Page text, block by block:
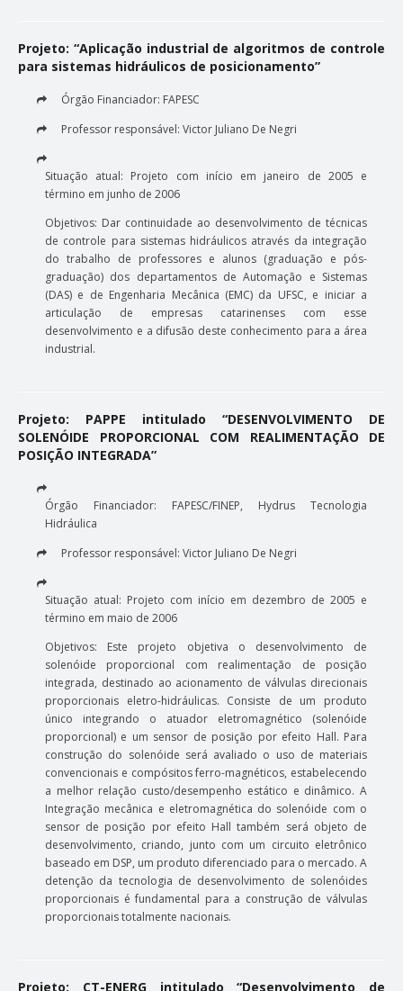
Projeto: “Aplicação industrial de algoritmos de controle
para sistemas hidráulicos de posicionamento”
Órgão Financiador: FAPESC
Professor responsável: Victor Juliano De Negri
Situação atual: Projeto com início em janeiro de 2005 e
término em junho de 2006
Objetivos: Dar continuidade ao desenvolvimento de técnicas
de controle para sistemas hidráulicos através da integração
do trabalho de professores e alunos (graduação e pós-
graduação) dos departamentos de Automação e Sistemas
(DAS) e de Engenharia Mecânica (EMC) da UFSC, e iniciar a
articulação de empresas catarinenses com esse
desenvolvimento e a difusão deste conhecimento para a área
industrial.
Projeto: PAPPE intitulado “DESENVOLVIMENTO DE
SOLENÓIDE PROPORCIONAL COM REALIMENTAÇÃO DE
POSIÇÃO INTEGRADA”
Órgão Financiador: FAPESC/FINEP, Hydrus Tecnologia
Hidráulica
Professor responsável: Victor Juliano De Negri
Situação atual: Projeto com início em dezembro de 2005 e
término em maio de 2006
Objetivos: Este projeto objetiva o desenvolvimento de
solenóide proporcional com realimentação de posição
integrada, destinado ao acionamento de válvulas direcionais
proporcionais eletro-hidráulicas. Consiste de um produto
único integrando o atuador eletromagnético (solenóide
proporcional) e um sensor de posição por efeito Hall. Para
construção do solenóide será avaliado o uso de materiais
convencionais e compósitos ferro-magnéticos, estabelecendo
a melhor relação custo/desempenho estático e dinâmico. A
Integração mecânica e eletromagnética do solenóide com o
sensor de posição por efeito Hall também será objeto de
desenvolvimento, criando, junto com um circuito eletrônico
baseado em DSP, um produto diferenciado para o mercado. A
detenção da tecnologia de desenvolvimento de solenóides
proporcionais é fundamental para a construção de válvulas
proporcionais totalmente nacionais.
Projeto: CT-ENERG intitulado “Desenvolvimento de